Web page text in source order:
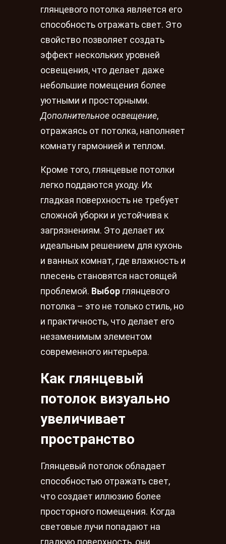
глянцевого потолка является его
способность отражать свет. Это
свойство позволяет создать
эффект нескольких уровней
освещения, что делает даже
небольшие помещения более
уютными и просторными.
Дополнительное освещение,
отражаясь от потолка, наполняет
комнату гармонией и теплом.
Кроме того, глянцевые потолки
легко поддаются уходу. Их
гладкая поверхность не требует
сложной уборки и устойчива к
загрязнениям. Это делает их
идеальным решением для кухонь
и ванных комнат, где влажность и
плесень становятся настоящей
проблемой. Выбор глянцевого
потолка – это не только стиль, но
и практичность, что делает его
незаменимым элементом
современного интерьера.
Как глянцевый
потолок визуально
увеличивает
пространство
Глянцевый потолок обладает
способностью отражать свет,
что создает иллюзию более
просторного помещения. Когда
световые лучи попадают на
гладкую поверхность, они